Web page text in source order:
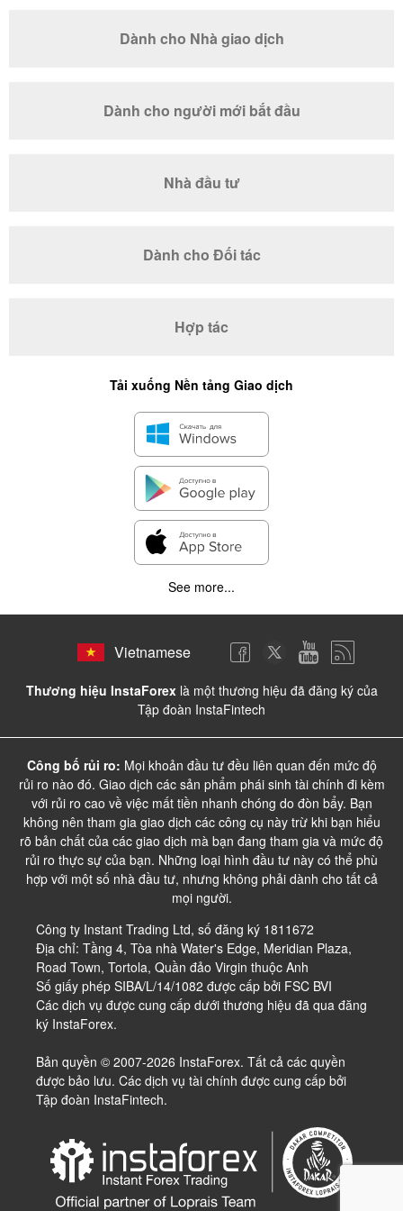
Dành cho Nhà giao dịch
Dành cho người mới bắt đầu
Nhà đầu tư
Dành cho Đối tác
Hợp tác
Tải xuống Nền tảng Giao dịch
See more...
Vietnamese
Thương hiệu InstaForexlà một thương hiệu đã đăng ký của
Tập đoàn InstaFintech
Công bố rủi ro: Mọi khoản đầu tư đều liên quan đến mức độ
rủi ro nào đó. Giao dịch các sản phẩm phái sinh tài chính đi kèm
với rủi ro cao về việc mất tiền nhanh chóng do đòn bẩy. Bạn
không nên tham gia giao dịch các công cụ này trừ khi bạn hiểu
rõ bản chất của các giao dịch mà bạn đang tham gia và mức độ
rủi ro thực sự của bạn. Những loại hình đầu tư này có thể phù
hợp với một số nhà đầu tư, nhưng không phải dành cho tất cả
mọi người.
Công ty Instant Trading Ltd, số đăng ký 1811672
Địa chỉ: Tầng 4, Tòa nhà Water's Edge, Meridian Plaza,
Road Town, Tortola, Quần đảo Virgin thuộc Anh
Số giấy phép SIBA/L/14/1082 được cấp bởi FSC BVI
Các dịch vụ được cung cấp dưới thương hiệu đã qua đăng
ký InstaForex.
Bản quyền © 2007-2026 InstaForex. Tất cả các quyền
được bảo lưu. Các dịch vụ tài chính được cung cấp bởi
Tập đoàn InstaFintech.